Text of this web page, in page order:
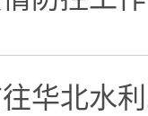
华北水